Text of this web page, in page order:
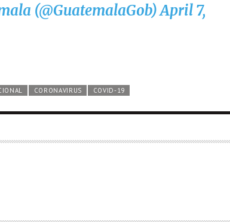
(@GuatemalaGob)April 7,
CORONAVIRUS COVID-19